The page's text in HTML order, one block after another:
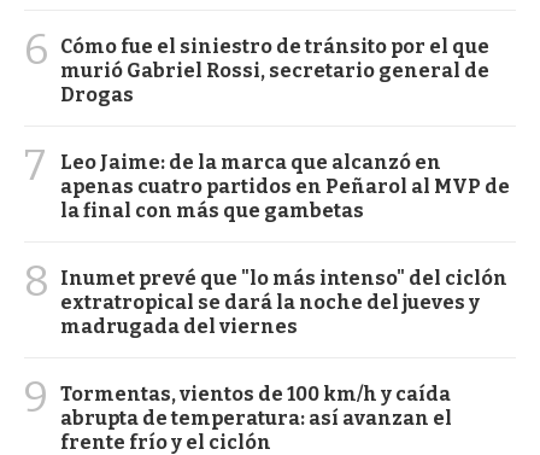
6
Cómo fue el siniestro de tránsito por el que
murió Gabriel Rossi, secretario general de
Drogas
7
Leo Jaime: de la marca que alcanzó en
apenas cuatro partidos en Peñarol al MVP de
la final con más que gambetas
8
Inumet prevé que "lo más intenso" del ciclón
extratropical se dará la noche del jueves y
madrugada del viernes
9
Tormentas, vientos de 100 km/h y caída
abrupta de temperatura: así avanzan el
frente frío y el ciclón